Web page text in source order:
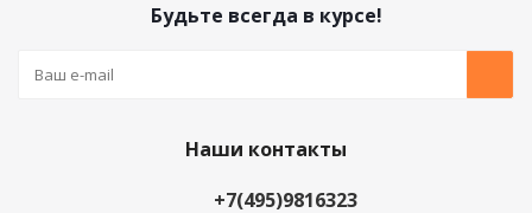
Будьте всегда в курсе!
Наши контакты
+7(495)9816323